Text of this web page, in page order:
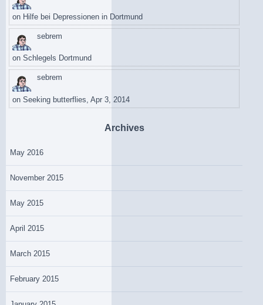
on Hilfe bei Depressionen in Dortmund
sebrem
on Schlegels Dortmund
sebrem
on Seeking butterflies, Apr 3, 2014
Archives
May 2016
November 2015
May 2015
April 2015
March 2015
February 2015